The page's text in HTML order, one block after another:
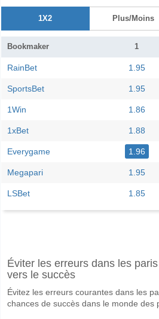
1X2 Plus/Moins
Bookmaker 1
RainBet 1.95
SportsBet 1.95
1Win 1.86
1xBet 1.88
Everygame 1.96
Megapari 1.95
LSBet 1.85
Le match entre Riadi Salmi v Raja Beni
Quelle est l'équipe favorite
Riadi Salmi pour le Gagnant du match,
Éviter les erreurs dans les
vers le succès
Évitez les erreurs courantes dans les
chances de succès dans le monde des